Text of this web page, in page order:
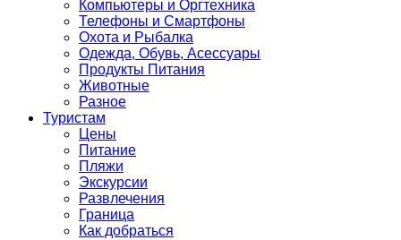
Компьютеры и Оргтехника
Телефоны и Смартфоны
Охота и Рыбалка
Одежда, Обувь, Асессуары
Продукты Питания
Животные
Разное
Туристам
Цены
Питание
Пляжи
Экскурсии
Развлечения
Граница
Как добраться